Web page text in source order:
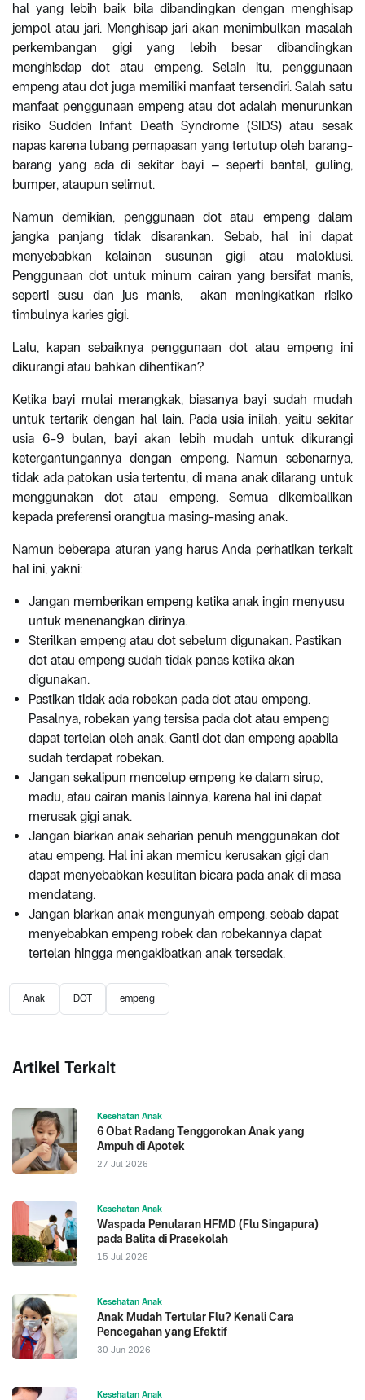
hal yang lebih baik bila dibandingkan dengan menghisap
jempol atau jari. Menghisap jari akan menimbulkan masalah
perkembangan gigi yang lebih besar dibandingkan
menghisdap dot atau empeng. Selain itu, penggunaan
empeng atau dot juga memiliki manfaat tersendiri. Salah satu
manfaat penggunaan empeng atau dot adalah menurunkan
risiko Sudden Infant Death Syndrome (SIDS) atau sesak
napas karena lubang pernapasan yang tertutup oleh barang-
barang yang ada di sekitar bayi – seperti bantal, guling,
bumper, ataupun selimut.
Namun demikian, penggunaan dot atau empeng dalam
jangka panjang tidak disarankan. Sebab, hal ini dapat
menyebabkan kelainan susunan gigi atau maloklusi.
Penggunaan dot untuk minum cairan yang bersifat manis,
seperti susu dan jus manis, akan meningkatkan risiko
timbulnya karies gigi.
Lalu, kapan sebaiknya penggunaan dot atau empeng ini
dikurangi atau bahkan dihentikan?
Ketika bayi mulai merangkak, biasanya bayi sudah mudah
untuk tertarik dengan hal lain. Pada usia inilah, yaitu sekitar
usia 6-9 bulan, bayi akan lebih mudah untuk dikurangi
ketergantungannya dengan empeng. Namun sebenarnya,
tidak ada patokan usia tertentu, di mana anak dilarang untuk
menggunakan dot atau empeng. Semua dikembalikan
kepada preferensi orangtua masing-masing anak.
Namun beberapa aturan yang harus Anda perhatikan terkait
hal ini, yakni:
Jangan memberikan empeng ketika anak ingin menyusu
untuk menenangkan dirinya.
Sterilkan empeng atau dot sebelum digunakan. Pastikan
dot atau empeng sudah tidak panas ketika akan
digunakan.
Pastikan tidak ada robekan pada dot atau empeng.
Pasalnya, robekan yang tersisa pada dot atau empeng
dapat tertelan oleh anak. Ganti dot dan empeng apabila
sudah terdapat robekan.
Jangan sekalipun mencelup empeng ke dalam sirup,
madu, atau cairan manis lainnya, karena hal ini dapat
merusak gigi anak.
Jangan biarkan anak seharian penuh menggunakan dot
atau empeng. Hal ini akan memicu kerusakan gigi dan
dapat menyebabkan kesulitan bicara pada anak di masa
mendatang.
Jangan biarkan anak mengunyah empeng, sebab dapat
menyebabkan empeng robek dan robekannya dapat
tertelan hingga mengakibatkan anak tersedak.
Anak DOT empeng
Artikel Terkait
Kesehatan Anak
6 Obat Radang Tenggorokan Anak yang
Ampuh di Apotek
27 Jul 2026
Kesehatan Anak
Waspada Penularan HFMD (Flu Singapura)
pada Balita di Prasekolah
15 Jul 2026
Kesehatan Anak
Anak Mudah Tertular Flu? Kenali Cara
Pencegahan yang Efektif
30 Jun 2026
Kesehatan Anak